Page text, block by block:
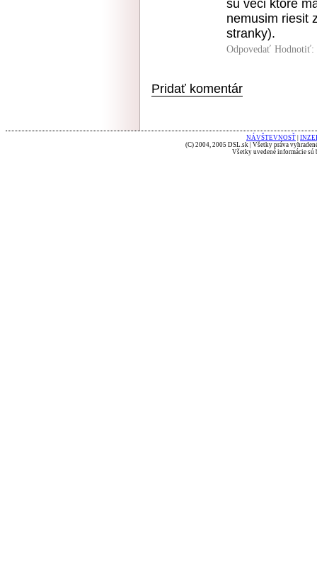
su veci ktore
nemusim riesit
stranky).
Odpovedať Hodnotiť:
Pridať komentár
NÁVŠTEVNOSŤ
(C) 2004, 2005 DSL.sk | Všetky práva
Všetky uvedené informácie sú